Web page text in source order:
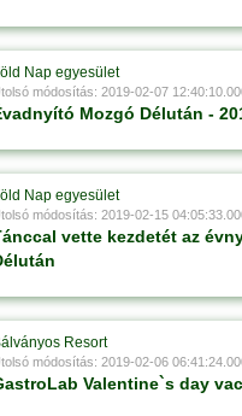
Nap egyesület
módosítás: 2019-02-07
Mozgó Délután -
Nap egyesület
módosítás: 2019-02-15
vette kezdetét az
Resort
módosítás: 2019-02-06
Valentine`s day